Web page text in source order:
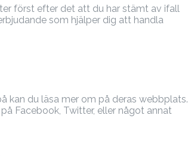
först efter det att du har stämt av ifall
som hjälper dig att handla
kan du läsa mer om på deras webbplats.
Facebook, Twitter, eller något annat